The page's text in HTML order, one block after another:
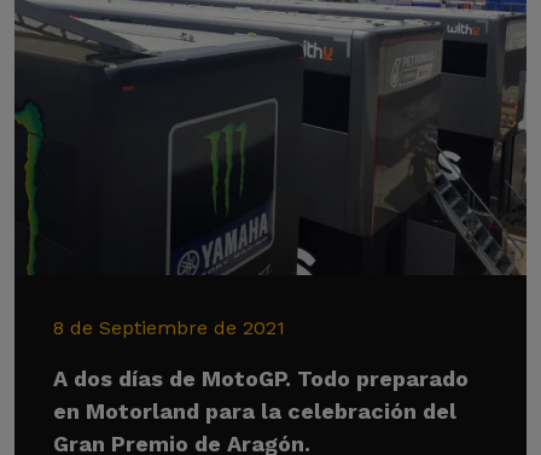
8 de Septiembre de 2021
A dos días de MotoGP. Todo preparado
en Motorland para la celebración del
Gran Premio de Aragón.